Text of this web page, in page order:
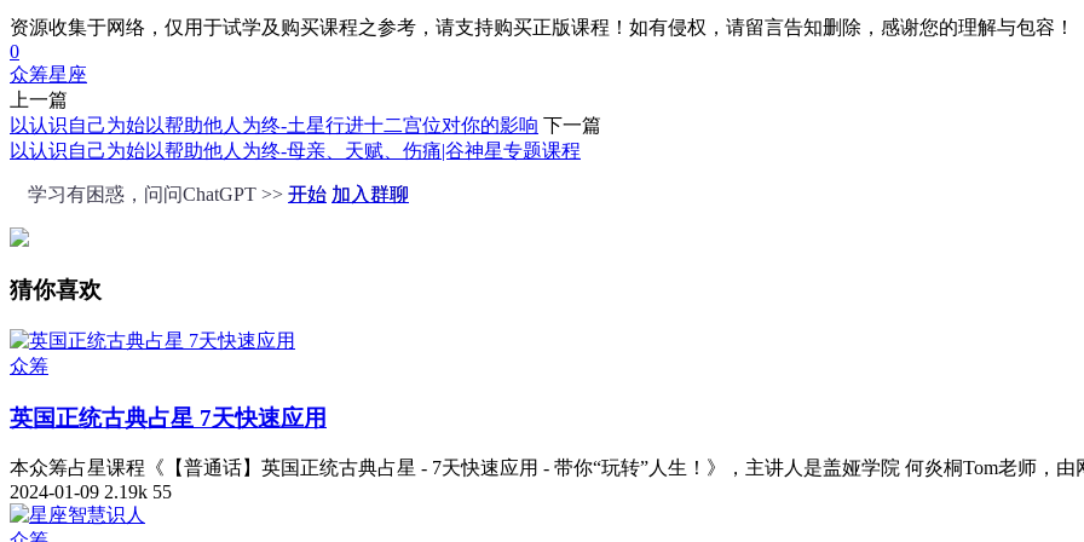
资源收集于网络，仅用于试学及购买课程之参考，请支持购买正版课程！如有侵权，请留言告知删除，感谢您的理解与包容！
0
众筹星座
上一篇
以认识自己为始以帮助他人为终-土星行进十二宫位对你的影响 下一篇
以认识自己为始以帮助他人为终-母亲、天赋、伤痛|谷神星专题课程
学习有困惑，问问ChatGPT >> 开始 加入群聊
猜你喜欢
众筹
英国正统古典占星 7天快速应用
本众筹占星课程《【普通话】英国正统古典占星 - 7天快速应用 - 带你“玩转”人生！》，主讲人是盖娅学院 何炎桐Tom老师，
2024-01-09 2.19k 55